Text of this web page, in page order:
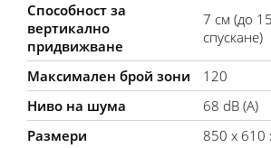
Способност за
вертикално
придвижване
7 см (до
спускане)
Максимален брой зони
120
Ниво на шума
68 dB (A)
Размери
850 x 610